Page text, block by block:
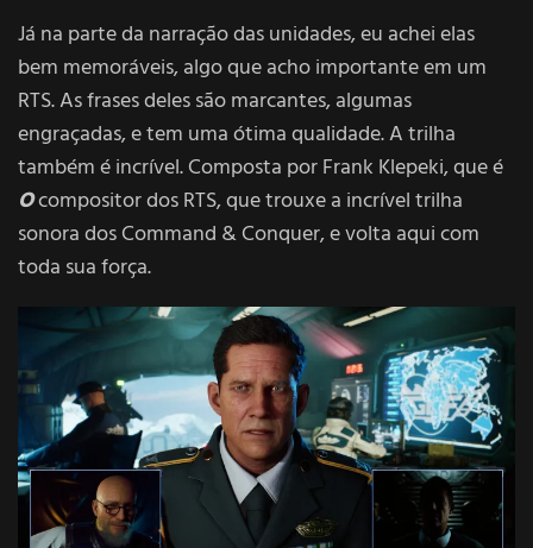
Já na parte da narração das unidades, eu achei elas
bem memoráveis, algo que acho importante em um
RTS. As frases deles são marcantes, algumas
engraçadas, e tem uma ótima qualidade. A trilha
também é incrível. Composta por Frank Klepeki, que é
Ocompositor dos RTS, que trouxe a incrível trilha
sonora dos Command & Conquer, e volta aqui com
toda sua força.